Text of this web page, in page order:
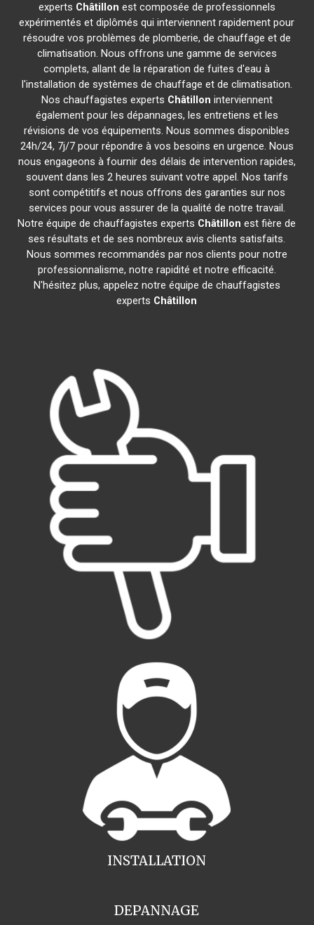
experts Châtillon est composée de professionnels
expérimentés et diplômés qui interviennent rapidement pour
résoudre vos problèmes de plomberie, de chauffage et de
climatisation. Nous offrons une gamme de services
complets, allant de la réparation de fuites d'eau à
l'installation de systèmes de chauffage et de climatisation.
Nos chauffagistes experts Châtillon interviennent
également pour les dépannages, les entretiens et les
révisions de vos équipements. Nous sommes disponibles
24h/24, 7j/7 pour répondre à vos besoins en urgence. Nous
nous engageons à fournir des délais de intervention rapides,
souvent dans les 2 heures suivant votre appel. Nos tarifs
sont compétitifs et nous offrons des garanties sur nos
services pour vous assurer de la qualité de notre travail.
Notre équipe de chauffagistes experts Châtillon est fière de
ses résultats et de ses nombreux avis clients satisfaits.
Nous sommes recommandés par nos clients pour notre
professionnalisme, notre rapidité et notre efficacité.
N'hésitez plus, appelez notre équipe de chauffagistes
experts Châtillon
INSTALLATION
DEPANNAGE